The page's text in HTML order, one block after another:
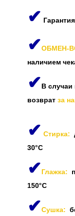
✔
✔ОБМЕН-
наличием
✔В случаи
возврат за
✔ Стирка:
30°C
✔Глажка:
150°C
✔Сушка: